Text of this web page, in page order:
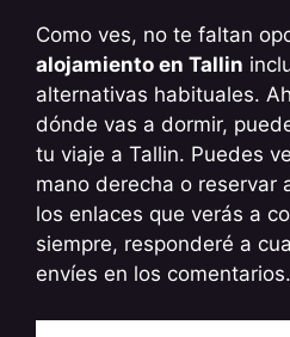
Como ves, no te faltan
alojamiento en Tallin
alternativas habituales.
dónde vas a dormir,
tu viaje a Tallin. Puedes
mano derecha o reservar
los enlaces que verás a
siempre, responderé a
envíes en los comentarios.